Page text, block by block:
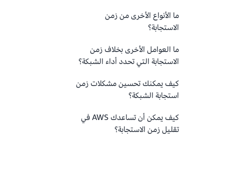
ما الأنواع الأخرى من زمن
الاستجابة؟
ما العوامل الأخرى بخلاف زمن
الاستجابة التي تحدد أداء الشبكة؟
كيف يمكنك تحسين مشكلات زمن
استجابة الشبكة؟
كيف يمكن أن تساعدك AWS في
تقليل زمن الاستجابة؟